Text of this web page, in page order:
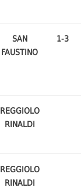
SAN
FAUSTINO
1-3
REGGIOLO
RINALDI
REGGIOLO
RINALDI